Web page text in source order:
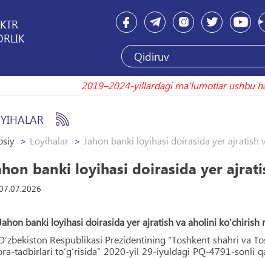
2019–2024-yillardagi maʼlumotlar ushbu
Loyihalar Jahon banki loyihasi doirasida yer ajratish
banki loyihasi doirasida yer
banki loyihasi doirasida yer ajratish va aholini ko‘chirish
Respublikasi Prezidentining “Toshkent shahri va
tadbirlari to‘g‘risida” 2020-yil 29-iyuldagi PQ-4791-sonli